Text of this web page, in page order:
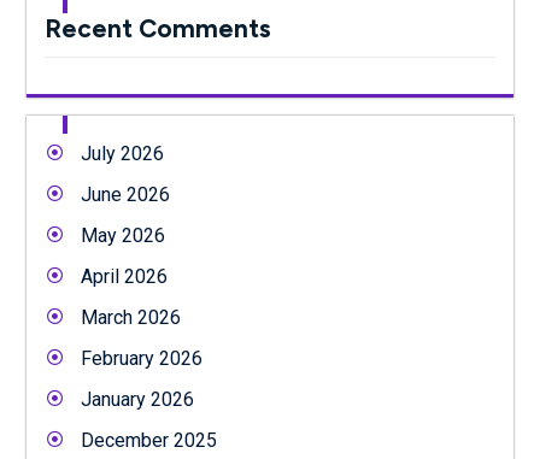
Recent Comments
July 2026
June 2026
May 2026
April 2026
March 2026
February 2026
January 2026
December 2025